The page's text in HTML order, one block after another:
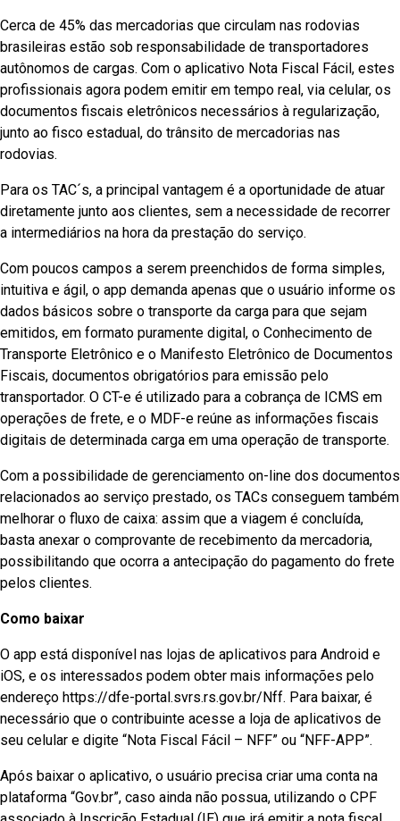
Cerca de 45% das mercadorias que circulam nas rodovias
brasileiras estão sob responsabilidade de transportadores
autônomos de cargas. Com o aplicativo Nota Fiscal Fácil, estes
profissionais agora podem emitir em tempo real, via celular, os
documentos fiscais eletrônicos necessários à regularização,
junto ao fisco estadual, do trânsito de mercadorias nas
rodovias.
Para os TAC´s, a principal vantagem é a oportunidade de atuar
diretamente junto aos clientes, sem a necessidade de recorrer
a intermediários na hora da prestação do serviço.
Com poucos campos a serem preenchidos de forma simples,
intuitiva e ágil, o app demanda apenas que o usuário informe os
dados básicos sobre o transporte da carga para que sejam
emitidos, em formato puramente digital, o Conhecimento de
Transporte Eletrônico e o Manifesto Eletrônico de Documentos
Fiscais, documentos obrigatórios para emissão pelo
transportador. O CT-e é utilizado para a cobrança de ICMS em
operações de frete, e o MDF-e reúne as informações fiscais
digitais de determinada carga em uma operação de transporte.
Com a possibilidade de gerenciamento on-line dos documentos
relacionados ao serviço prestado, os TACs conseguem também
melhorar o fluxo de caixa: assim que a viagem é concluída,
basta anexar o comprovante de recebimento da mercadoria,
possibilitando que ocorra a antecipação do pagamento do frete
pelos clientes.
Como baixar
O app está disponível nas lojas de aplicativos para Android e
iOS, e os interessados podem obter mais informações pelo
endereço https://dfe-portal.svrs.rs.gov.br/Nff. Para baixar, é
necessário que o contribuinte acesse a loja de aplicativos de
seu celular e digite “Nota Fiscal Fácil – NFF” ou “NFF-APP”.
Após baixar o aplicativo, o usuário precisa criar uma conta na
plataforma “Gov.br”, caso ainda não possua, utilizando o CPF